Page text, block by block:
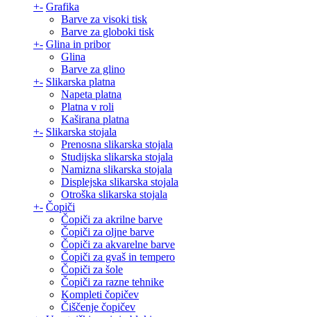
+- Grafika
Barve za visoki tisk
Barve za globoki tisk
+- Glina in pribor
Glina
Barve za glino
+- Slikarska platna
Napeta platna
Platna v roli
Kaširana platna
+- Slikarska stojala
Prenosna slikarska stojala
Studijska slikarska stojala
Namizna slikarska stojala
Displejska slikarska stojala
Otroška slikarska stojala
+- Čopiči
Čopiči za akrilne barve
Čopiči za oljne barve
Čopiči za akvarelne barve
Čopiči za gvaš in tempero
Čopiči za šole
Čopiči za razne tehnike
Kompleti čopičev
Čiščenje čopičev